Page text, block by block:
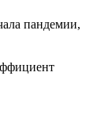
пандемии,